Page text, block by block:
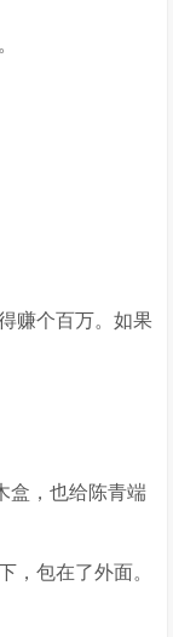
赚个百万。如果
盒，也给陈青端
，包在了外面。